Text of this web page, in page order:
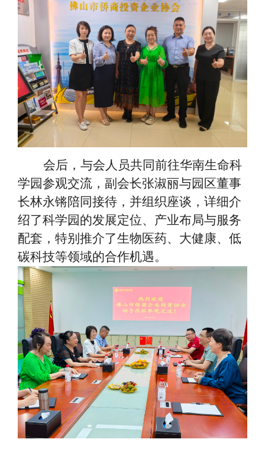
会后，与会人员共同前往华南生命科
学园参观交流，副会长张淑丽与园区董事
长林永锵陪同接待，并组织座谈，详细介
绍了科学园的发展定位、产业布局与服务
配套，特别推介了生物医药、大健康、低
碳科技等领域的合作机遇。